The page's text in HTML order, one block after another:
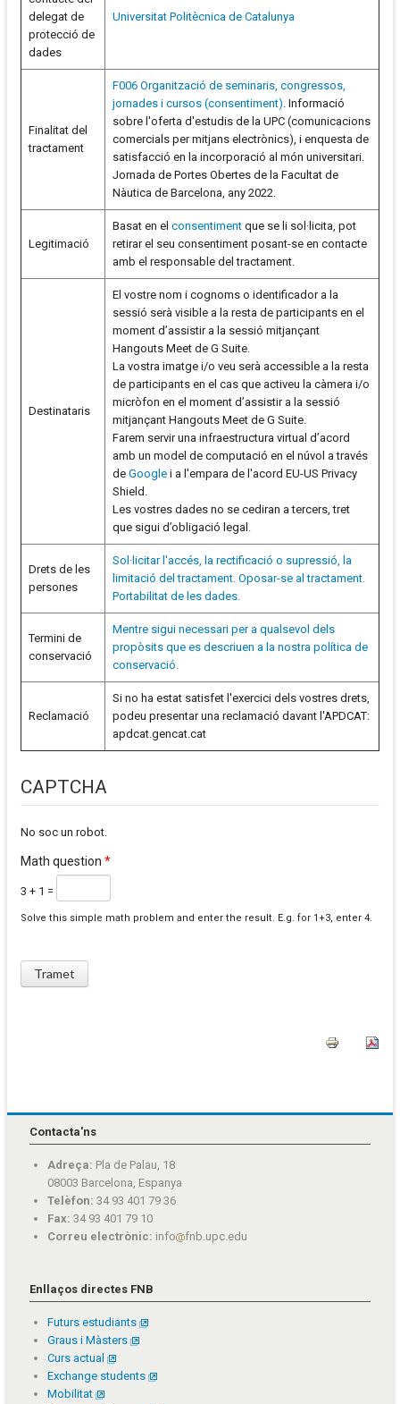
delegat de
protecció de
dades
Universitat Politècnica de Catalunya
Finalitat del
tractament
F006 Organització de seminaris, congressos,
jornades i cursos (consentiment). Informació
sobre l'oferta d'estudis de la UPC (comunicacions
comercials per mitjans electrònics), i enquesta de
satisfacció en la incorporació al món universitari.
Jornada de Portes Obertes de la Facultat de
Nàutica de Barcelona, any 2022.
Legitimació
Basat en el consentiment que se li sol·licita, pot
retirar el seu consentiment posant-se en contacte
amb el responsable del tractament.
Destinataris
El vostre nom i cognoms o identificador a la
sessió serà visible a la resta de participants en el
moment d’assistir a la sessió mitjançant
Hangouts Meet de G Suite.
La vostra imatge i/o veu serà accessible a la resta
de participants en el cas que activeu la càmera i/o
micròfon en el moment d’assistir a la sessió
mitjançant Hangouts Meet de G Suite.
Farem servir una infraestructura virtual d’acord
amb un model de computació en el núvol a través
de Google i a l'empara de l'acord EU-US Privacy
Shield.
Les vostres dades no se cediran a tercers, tret
que sigui d’obligació legal.
Drets de les
persones
Sol·licitar l'accés, la rectificació o supressió, la
limitació del tractament. Oposar-se al tractament.
Portabilitat de les dades.
Termini de
conservació
Mentre sigui necessari per a qualsevol dels
propòsits que es descriuen a la nostra política de
conservació.
Reclamació
Si no ha estat satisfet l'exercici dels vostres drets,
podeu presentar una reclamació davant l'APDCAT:
apdcat.gencat.cat
CAPTCHA
No soc un robot.
Math question *
3 + 1 =
Solve this simple math problem and enter the result. E.g. for 1+3, enter 4.
Contacta'ns
Adreça: Pla de Palau, 18
08003 Barcelona, Espanya
Telèfon: 34 93 401 79 36
Fax: 34 93 401 79 10
Correu electrònic: info fnb.upc.edu
Enllaços directes FNB
Futurs estudiants
Graus i Màsters
Curs actual
Exchange students
Mobilitat